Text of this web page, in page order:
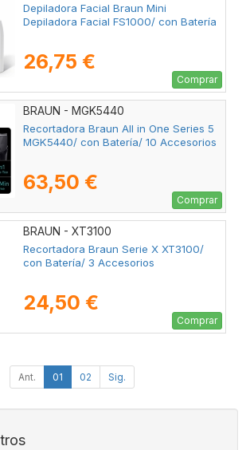
Depiladora Facial Braun Mini
Depiladora Facial FS1000/ con Batería
26,75 €
Comprar
BRAUN - MGK5440
Recortadora Braun All in One Series 5
MGK5440/ con Batería/ 10 Accesorios
63,50 €
Comprar
BRAUN - XT3100
Recortadora Braun Serie X XT3100/
con Batería/ 3 Accesorios
24,50 €
Comprar
Ant. 01 02 Sig.